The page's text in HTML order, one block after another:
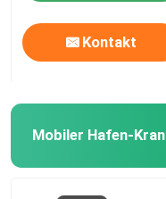
Kontakt
Mobiler Hafen-Kran